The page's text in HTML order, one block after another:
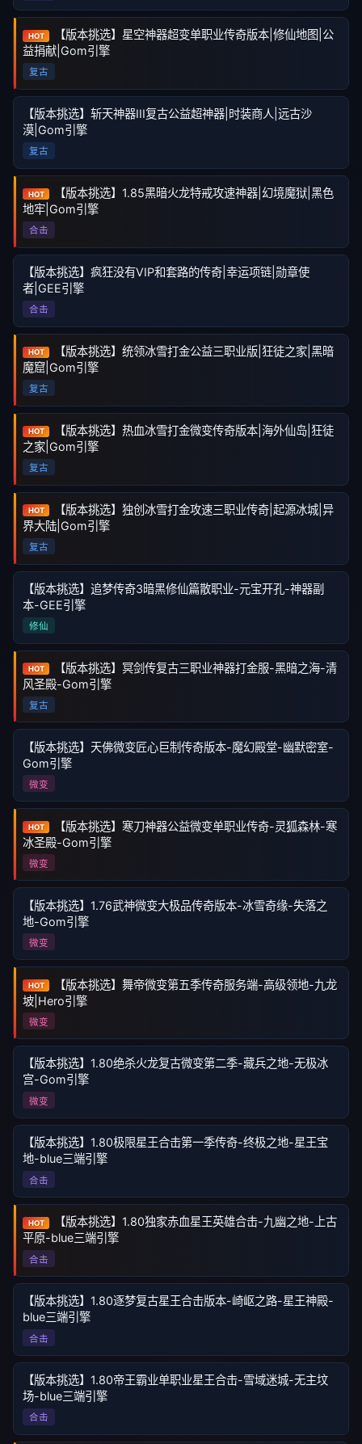
HOT
【版本挑选】星空神器超变单职业传奇版本|修仙地图|公
益捐献|Gom引擎
复古
【版本挑选】斩天神器III复古公益超神器|时装商人|远古沙
漠|Gom引擎
复古
HOT
【版本挑选】1.85黑暗火龙特戒攻速神器|幻境魔狱|黑色
地牢|Gom引擎
合击
【版本挑选】疯狂没有VIP和套路的传奇|幸运项链|勋章使
者|GEE引擎
合击
HOT
【版本挑选】统领冰雪打金公益三职业版|狂徒之家|黑暗
魔窟|Gom引擎
复古
HOT
【版本挑选】热血冰雪打金微变传奇版本|海外仙岛|狂徒
之家|Gom引擎
复古
HOT
【版本挑选】独创冰雪打金攻速三职业传奇|起源冰城|异
界大陆|Gom引擎
复古
【版本挑选】追梦传奇3暗黑修仙篇散职业-元宝开孔-神器副
本-GEE引擎
修仙
HOT
【版本挑选】冥剑传复古三职业神器打金服-黑暗之海-清
风圣殿-Gom引擎
复古
【版本挑选】天佛微变匠心巨制传奇版本-魔幻殿堂-幽默密室-
Gom引擎
微变
HOT
【版本挑选】寒刀神器公益微变单职业传奇-灵狐森林-寒
冰圣殿-Gom引擎
微变
【版本挑选】1.76武神微变大极品传奇版本-冰雪奇缘-失落之
地-Gom引擎
微变
HOT
【版本挑选】舞帝微变第五季传奇服务端-高级领地-九龙
坡|Hero引擎
微变
【版本挑选】1.80绝杀火龙复古微变第二季-藏兵之地-无极冰
宫-Gom引擎
微变
【版本挑选】1.80极限星王合击第一季传奇-终极之地-星王宝
地-blue三端引擎
合击
HOT
【版本挑选】1.80独家赤血星王英雄合击-九幽之地-上古
平原-blue三端引擎
合击
【版本挑选】1.80逐梦复古星王合击版本-崎岖之路-星王神殿-
blue三端引擎
合击
【版本挑选】1.80帝王霸业单职业星王合击-雪域迷城-无主坟
场-blue三端引擎
合击